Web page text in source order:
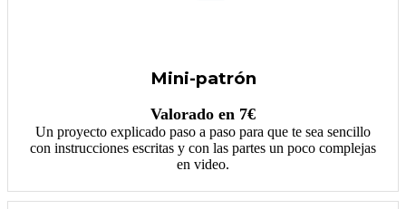
Mini-patrón
Valorado en 7€
Un proyecto explicado paso a paso para que te sea sencillo
con instrucciones escritas y con las partes un poco complejas
en video.